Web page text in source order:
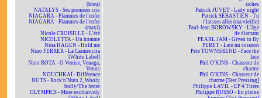
(bleu)
NATALYS - Ses premiers cris
NIAGARA - Flammes de l'enfer
NIAGARA - Flammes de l'enfer
(maxi)
Nicole CROISILLE - L'été
NICOLETTA - Un homme
Nina HAGEN - Hold me
Nino FERRER - La Carmencita
[White Label]
Nino ROTA - O Venise, Venaga,
Venus
NOUCHKAÏ - Différence
NUTS - Rock'n'Nuts 2, Wooly
bully/The letter
OLYMPICS - Mine exclusively
riches
Patrick JUVET - Lady night
Patrick SÉBASTIEN - Tu
t'laisses aller (ma vieille)
Paul-Jean BOROWSKY - L'âge
de diamant
PEARL JAM - Given to fly
PERET - Late mi corazon
Pete TOWNSHEND - Face the
face
Phil O'KINS - Chasseur de
charme
Phil O'KINS - Chasseur de
charme [Test Pressing]
Philippe LAVIL - EP 4 Titres
Philippe RUSSO - En pleine